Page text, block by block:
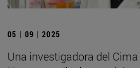
05 | 09 | 2025
Una investigadora del